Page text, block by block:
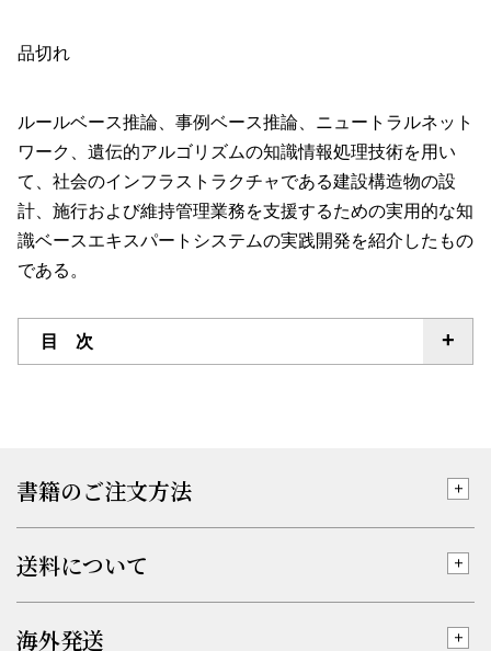
品切れ
ルールベース推論、事例ベース推論、ニュートラルネット
ワーク、遺伝的アルゴリズムの知識情報処理技術を用い
て、社会のインフラストラクチャである建設構造物の設
計、施行および維持管理業務を支援するための実用的な知
識ベースエキスパートシステムの実践開発を紹介したもの
である。
目 次
書籍のご注文方法
送料について
海外発送